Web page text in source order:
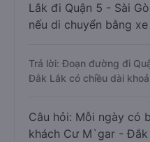
Lắk đi Quận 5 - Sài
nếu di chuyển bằng xe
Trả lời: Đoạn đường đi
Đắk Lắk có chiều dài
Câu hỏi: Mỗi ngày có
khách Cư M`gar -